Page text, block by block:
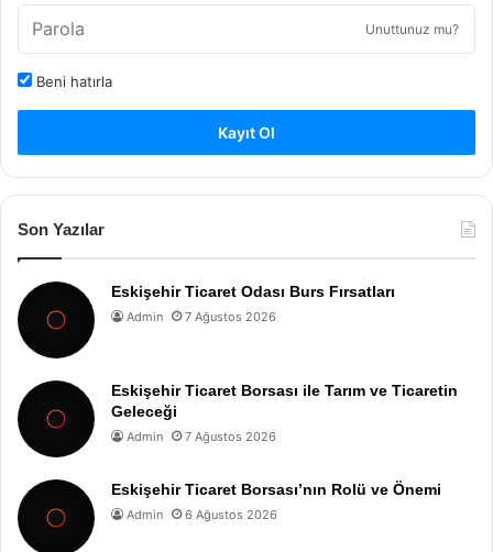
Unuttunuz mu?
Beni hatırla
Kayıt Ol
Son Yazılar
Eskişehir Ticaret Odası Burs Fırsatları
Admin 7 Ağustos 2026
Eskişehir Ticaret Borsası ile Tarım ve Ticaretin
Geleceği
Admin 7 Ağustos 2026
Eskişehir Ticaret Borsası’nın Rolü ve Önemi
Admin 6 Ağustos 2026